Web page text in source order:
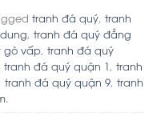
tranh đá quý, tranh
, tranh đá quý đẳng
gò vấp, tranh đá quý
tranh đá quý quận 1, tranh
tranh đá quý quận 9, tranh
.